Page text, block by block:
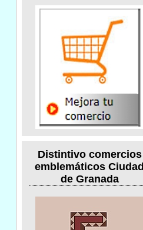
Distintivo comercios
emblemáticos Ciudad
de Granada